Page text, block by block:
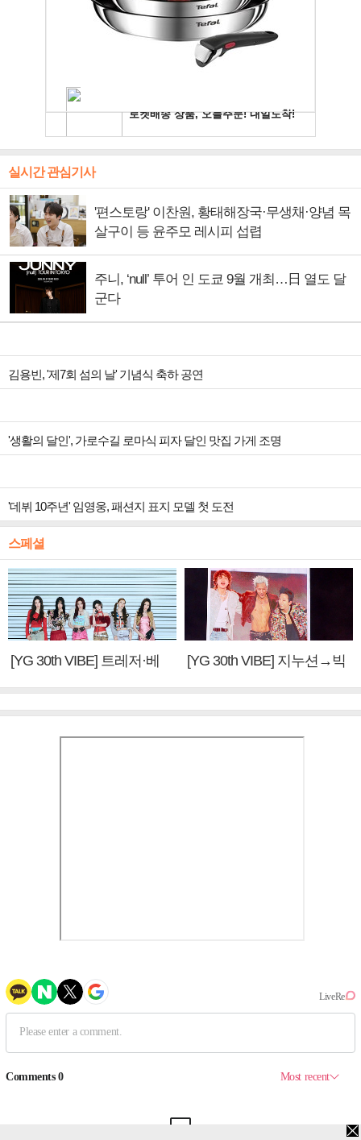
실시간 관심기사
'편스토랑' 이찬원, 황태해장국·무생채·양념 목
살구이 등 윤주모 레시피 섭렵
주니, ‘null’ 투어 인 도쿄 9월 개최…日 열도 달
군다
김용빈, '제7회 섬의 날' 기념식 축하 공연
'생활의 달인', 가로수길 로마식 피자 달인 맛집 가게 조명
'데뷔 10주년' 임영웅, 패션지 표지 모델 첫 도전
스페셜
[YG 30th VIBE] 트레저·베
[YG 30th VIBE] 지누션→빅